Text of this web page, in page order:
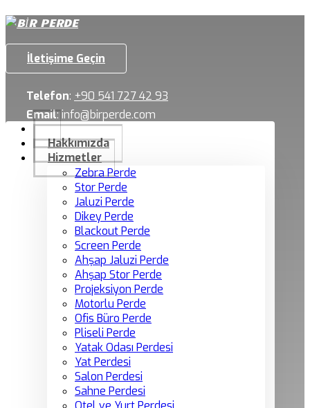
İletişime Geçin
Telefon: +90 541 727 42 93
Email:info@birperde.com
Hakkımızda
Hizmetler
Zebra Perde
Stor Perde
Jaluzi Perde
Dikey Perde
Blackout Perde
Screen Perde
Ahşap Jaluzi Perde
Ahşap Stor Perde
Projeksiyon Perde
Motorlu Perde
Ofis Büro Perde
Pliseli Perde
Yatak Odası Perdesi
Yat Perdesi
Salon Perdesi
Sahne Perdesi